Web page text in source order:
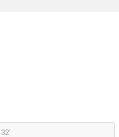
32'